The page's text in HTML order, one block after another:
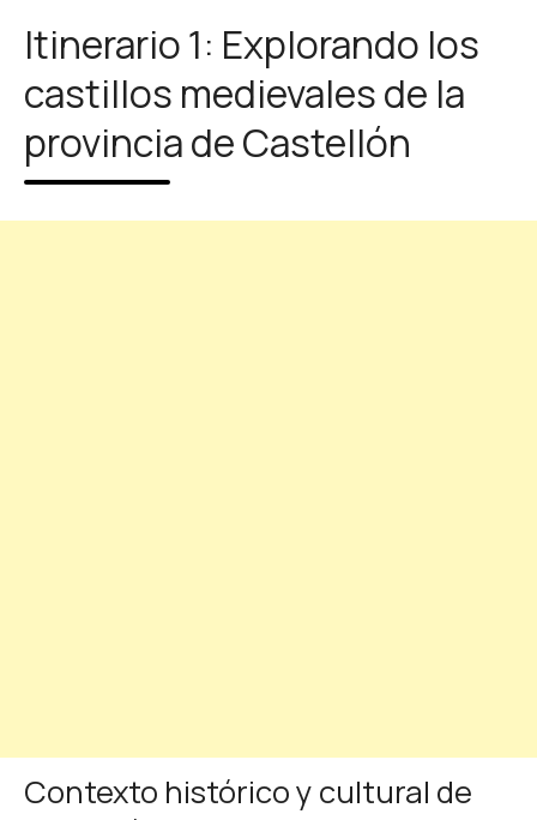
Itinerario 1: Explorando los
castillos medievales de la
provincia de Castellón
Contexto histórico y cultural de